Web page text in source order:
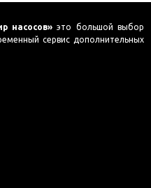
насосов» это большой выбор
сервис дополнительных